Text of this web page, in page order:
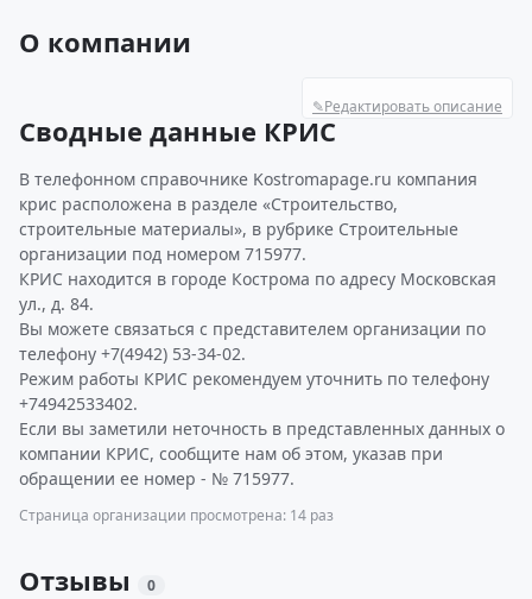
О компании
✎Редактировать описание
Сводные данные КРИС
В телефонном справочнике Kostromapage.ru компания
крис расположена в разделе «Строительство,
строительные материалы», в рубрике Строительные
организации под номером 715977.
КРИС находится в городе Кострома по адресу Московская
ул., д. 84.
Вы можете связаться с представителем организации по
телефону +7(4942) 53-34-02.
Режим работы КРИС рекомендуем уточнить по телефону
+74942533402.
Если вы заметили неточность в представленных данных о
компании КРИС, сообщите нам об этом, указав при
обращении ее номер - № 715977.
Страница организации просмотрена: 14 раз
Отзывы 0